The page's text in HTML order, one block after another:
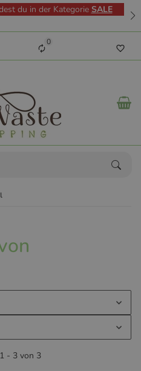
du in der Kategorie SALE
0
1 - 3 von 3